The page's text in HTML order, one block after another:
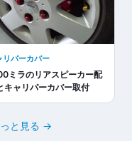
リパーカバー
ミラのリアスピーカー配
キャリパーカバー取付
と見る →